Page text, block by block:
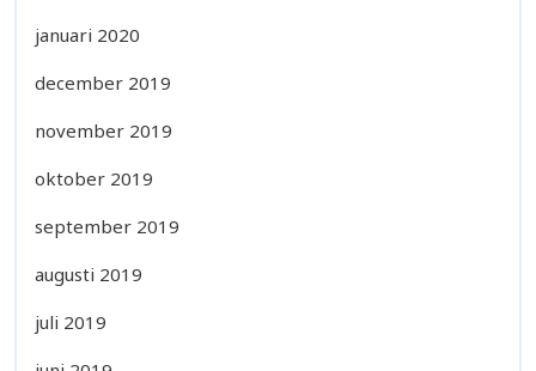
januari 2020
december 2019
november 2019
oktober 2019
september 2019
augusti 2019
juli 2019